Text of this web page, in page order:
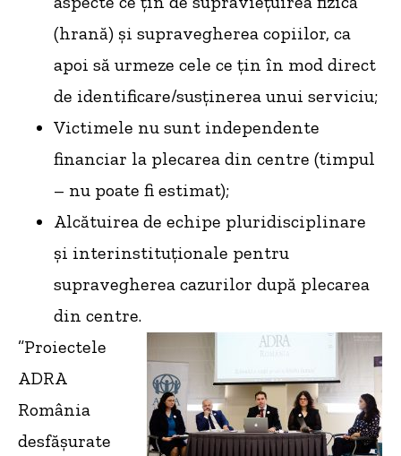
(hrană) și supravegherea copiilor, ca
apoi să urmeze cele ce țin în mod direct
de identificare/susținerea unui serviciu;
Victimele nu sunt independente
financiar la plecarea din centre (timpul
– nu poate fi estimat);
Alcătuirea de echipe pluridisciplinare
și interinstituționale pentru
supravegherea cazurilor după plecarea
din centre.
”Proiectele
ADRA
România
desfășurate